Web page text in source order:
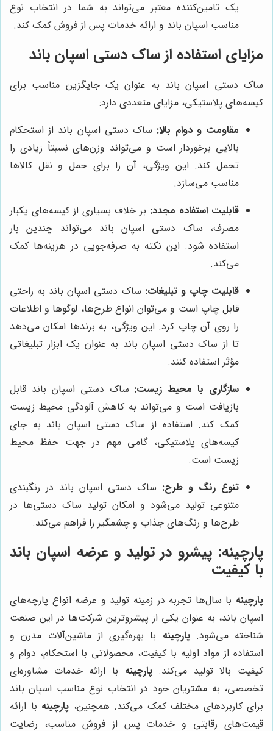
یک تامین‌کننده معتبر می‌تواند به شما در انتخاب نوع
مناسب اسپان باند و ارائه خدمات پس از فروش کمک کند.
مزایای استفاده از ساک دستی اسپان باند
ساک دستی اسپان باند به عنوان یک جایگزین مناسب برای
کیسه‌های پلاستیکی، مزایای متعددی دارد:
مقاومت و دوام بالا: ساک دستی اسپان باند از استحکام
بالایی برخوردار است و می‌تواند وزن‌های نسبتاً زیادی را
تحمل کند. این ویژگی، آن را برای حمل و نقل کالاها
مناسب می‌سازد.
قابلیت استفاده مجدد: بر خلاف بسیاری از کیسه‌های یکبار
مصرف، ساک دستی اسپان باند می‌تواند چندین بار
استفاده شود. این نکته به صرفه‌جویی در هزینه‌ها کمک
می‌کند.
قابلیت چاپ و تبلیغات: ساک دستی اسپان باند به راحتی
قابل چاپ است و می‌توان انواع طرح‌ها، لوگوها و اطلاعات
را روی آن چاپ کرد. این ویژگی، به برندها امکان می‌دهد
تا از ساک دستی اسپان باند به عنوان یک ابزار تبلیغاتی
مؤثر استفاده کنند.
سازگاری با محیط زیست: ساک دستی اسپان باند قابل
بازیافت است و می‌تواند به کاهش آلودگی محیط زیست
کمک کند. استفاده از ساک دستی اسپان باند به جای
کیسه‌های پلاستیکی، گامی مهم در جهت حفظ محیط
زیست است.
تنوع رنگ و طرح: ساک دستی اسپان باند در رنگبندی
متنوعی تولید می‌شود و امکان تولید ساک دستی‌ها در
طرح‌ها و رنگ‌های جذاب و چشمگیر را فراهم می‌کند.
پارچینه: پیشرو در تولید و عرضه اسپان باند
با کیفیت
پارچینه با سال‌ها تجربه در زمینه تولید و عرضه انواع پارچه‌های
اسپان باند، به عنوان یکی از پیشروترین شرکت‌ها در این صنعت
شناخته می‌شود.پارچینه با بهره‌گیری از ماشین‌آلات مدرن و
استفاده از مواد اولیه با کیفیت، محصولاتی با استحکام، دوام و
کیفیت بالا تولید می‌کند.پارچینه با ارائه خدمات مشاوره‌ای
تخصصی، به مشتریان خود در انتخاب نوع مناسب اسپان باند
برای کاربردهای مختلف کمک می‌کند. همچنین، پارچینه با ارائه
قیمت‌های رقابتی و خدمات پس از فروش مناسب، رضایت